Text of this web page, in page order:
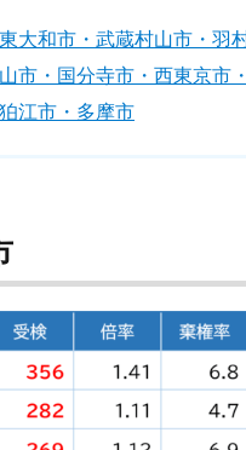
大和市・武蔵村山市・羽
市・国分寺市・西東京市
江市・多摩市